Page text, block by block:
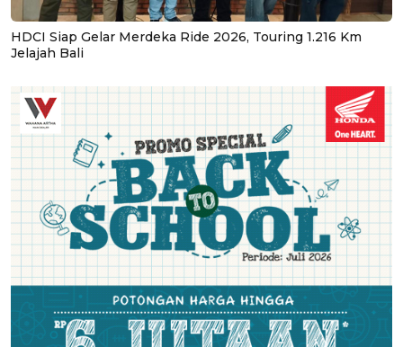
HDCI Siap Gelar Merdeka Ride 2026, Touring 1.216 Km
Jelajah Bali